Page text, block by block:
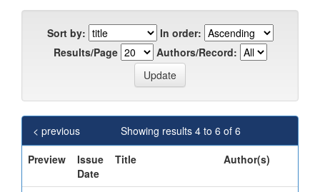
Sort by:
In order:
Results/Page
Authors/Record:
Showing results 4 to 6 of 6
< previous
Preview
Issue
Date
Title Author(s)